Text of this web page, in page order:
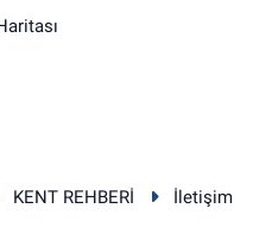
KENT REHBERİ
İletişim